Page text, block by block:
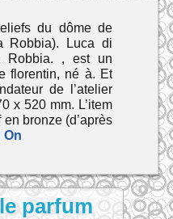
du dôme de
Robbia). Luca di
Robbia. , est un
florentin, né à. Et
de l’atelier
x 520 mm. L’item
bronze (d’après
On
parfum